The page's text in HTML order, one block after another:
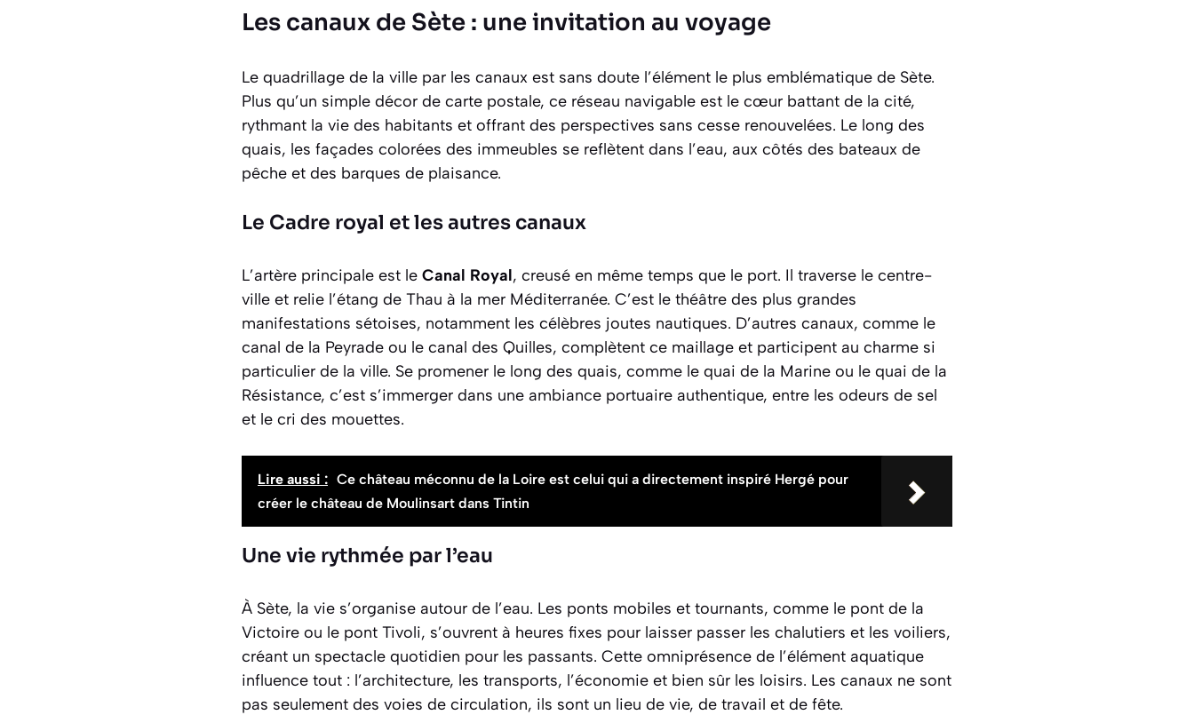
Les canaux de Sète : une invitation au voyage
Le quadrillage de la ville par les canaux est sans doute l’élément le plus emblématique de Sète.
Plus qu’un simple décor de carte postale, ce réseau navigable est le cœur battant de la cité,
rythmant la vie des habitants et offrant des perspectives sans cesse renouvelées. Le long des
quais, les façades colorées des immeubles se reflètent dans l’eau, aux côtés des bateaux de
pêche et des barques de plaisance.
Le Cadre royal et les autres canaux
L’artère principale est le Canal Royal, creusé en même temps que le port. Il traverse le centre-
ville et relie l’étang de Thau à la mer Méditerranée. C’est le théâtre des plus grandes
manifestations sétoises, notamment les célèbres joutes nautiques. D’autres canaux, comme le
canal de la Peyrade ou le canal des Quilles, complètent ce maillage et participent au charme si
particulier de la ville. Se promener le long des quais, comme le quai de la Marine ou le quai de la
Résistance, c’est s’immerger dans une ambiance portuaire authentique, entre les odeurs de sel
et le cri des mouettes.
Lire aussi : Ce château méconnu de la Loire est celui qui a directement inspiré Hergé pour
créer le château de Moulinsart dans Tintin
Une vie rythmée par l’eau
À Sète, la vie s’organise autour de l’eau. Les ponts mobiles et tournants, comme le pont de la
Victoire ou le pont Tivoli, s’ouvrent à heures fixes pour laisser passer les chalutiers et les voiliers,
créant un spectacle quotidien pour les passants. Cette omniprésence de l’élément aquatique
influence tout : l’architecture, les transports, l’économie et bien sûr les loisirs. Les canaux ne sont
pas seulement des voies de circulation, ils sont un lieu de vie, de travail et de fête.